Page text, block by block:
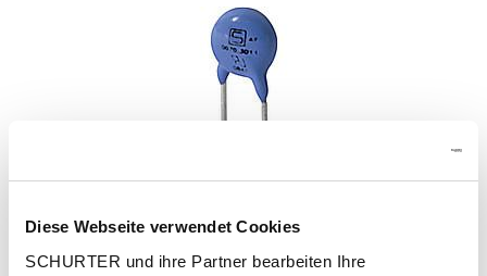
Diese Webseite verwendet Cookies
SCHURTER und ihre Partner bearbeiten Ihre